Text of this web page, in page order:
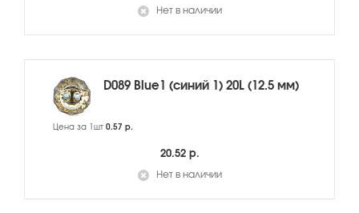
Нет в наличии
D089 Blue1 (синий 1) 20L (12.5 мм)
Цена за 1шт 0.57 р.
20.52 р.
Нет в наличии